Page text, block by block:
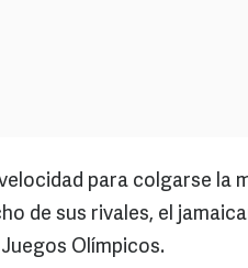
para colgarse la
de sus rivales, el
Olímpicos.